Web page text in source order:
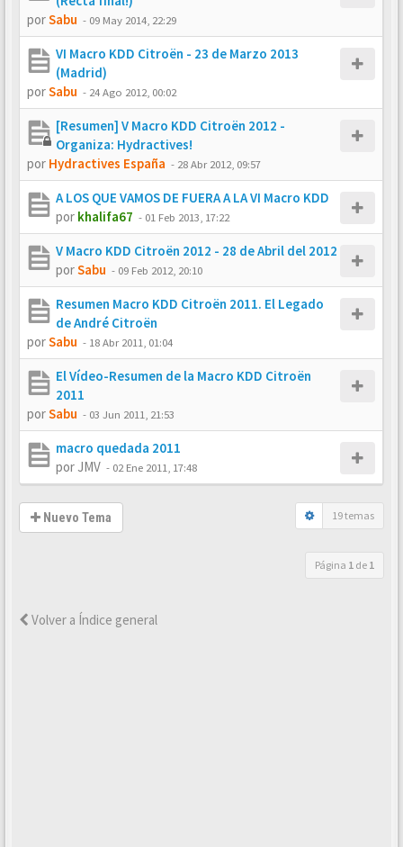
porSabu - 09 May 2014, 22:29
VI Macro KDD Citroën - 23 de Marzo 2013
(Madrid)
porSabu - 24 Ago 2012, 00:02
[Resumen] V Macro KDD Citroën 2012 -
Organiza: Hydractives!
por Hydractives España - 28 Abr 2012, 09:57
A LOS QUE VAMOS DE FUERA A LA VI Macro KDD
por khalifa67 - 01 Feb 2013, 17:22
V Macro KDD Citroën 2012 - 28 de Abril del 2012
porSabu - 09 Feb 2012, 20:10
Resumen Macro KDD Citroën 2011. El Legado
de André Citroën
porSabu - 18 Abr 2011, 01:04
El Vídeo-Resumen de la Macro KDD Citroën
2011
porSabu - 03 Jun 2011, 21:53
macro quedada 2011
porJMV - 02 Ene 2011, 17:48
Nuevo Tema 19 temas
Página 1 de 1
Volver a Índice general